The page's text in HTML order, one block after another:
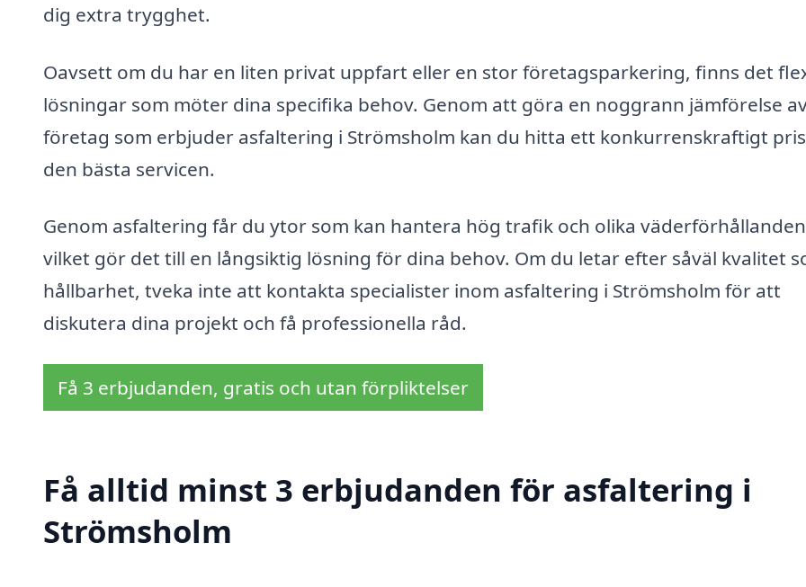
dig extra trygghet.
Oavsett om du har en liten privat uppfart eller en stor företagsparkering, finns det
lösningar som möter dina specifika behov. Genom att göra en noggrann jämförelse
företag som erbjuder asfaltering i Strömsholm kan du hitta ett konkurrenskraftigt
den bästa servicen.
Genom asfaltering får du ytor som kan hantera hög trafik och olika
vilket gör det till en långsiktig lösning för dina behov. Om du letar efter såväl kvalitet
hållbarhet, tveka inte att kontakta specialister inom asfaltering i Strömsholm för att
diskutera dina projekt och få professionella råd.
Få 3 erbjudanden, gratis och utan förpliktelser
Få alltid minst 3 erbjudanden för asfaltering i
Strömsholm